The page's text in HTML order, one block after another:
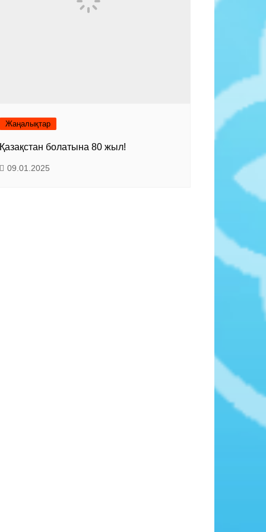
Жаңалықтар
болатына 80 жыл!
09.01.2025